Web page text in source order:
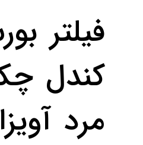
فیلتر
کندل
مرد